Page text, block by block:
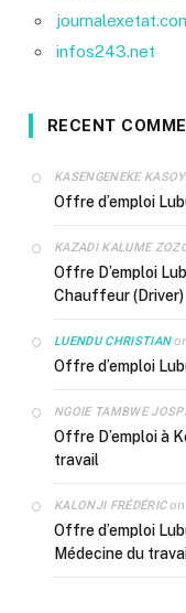
infos243.net
RECENT
KASENGENEKE
Offre d’emploi
KAZADI KALUME
Offre D’emploi
Chauffeur (Driver)
LUENDU CHRISTIAN
Offre d’emploi
NGOIE TAMBWE
Offre D’emploi à
travail
KALONJI FRÉDÉRICon
Offre d’emploi
Médecine du